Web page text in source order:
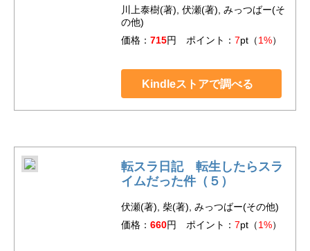
川上泰樹(著), 伏瀬(著), みっつばー(そ
の他)
価格： 715円 ポイント： 7pt（1%）
Kindleストアで調べる
転スラ日記 転生したらスラ
イムだった件（５）
伏瀬(著), 柴(著), みっつばー(その他)
価格： 660円 ポイント： 7pt（1%）